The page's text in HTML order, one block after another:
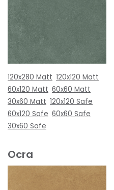
120x280 Matt 120x120 Matt
60x120 Matt 60x60 Matt
30x60 Matt 120x120 Safe
60x120 Safe 60x60 Safe
30x60 Safe
Ocra